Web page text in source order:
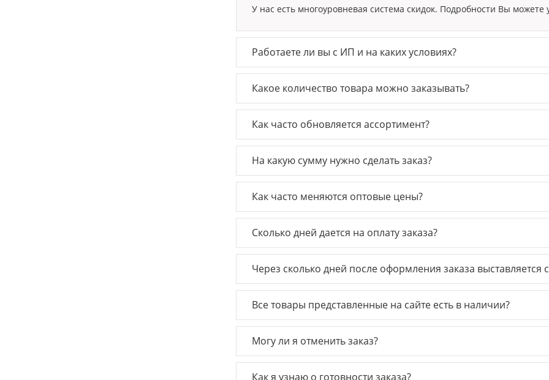
У нас есть многоуровневая система скидок. Подробности Вы можете
Работаете ли вы с ИП и на каких условиях?
Какое количество товара можно заказывать?
Как часто обновляется ассортимент?
На какую сумму нужно сделать заказ?
Как часто меняются оптовые цены?
Сколько дней дается на оплату заказа?
Через сколько дней после оформления заказа выставляется
Все товары представленные на сайте есть в наличии?
Могу ли я отменить заказ?
Как я узнаю о готовности заказа?